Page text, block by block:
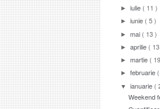
►iulie ( 11 )
►iunie ( 5 )
►mai ( 13 )
►aprilie (
►martie (
►februarie
▼ianuarie (
Weekend